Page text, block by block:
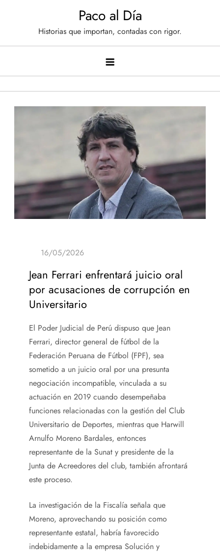
Paco al Día
Historias que importan, contadas con rigor.
Jean Ferrari enfrentará juicio oral
por acusaciones de corrupción en
Universitario
El Poder Judicial de Perú dispuso que Jean
Ferrari, director general de fútbol de la
Federación Peruana de Fútbol (FPF), sea
sometido a un juicio oral por una presunta
negociación incompatible, vinculada a su
actuación en 2019 cuando desempeñaba
funciones relacionadas con la gestión del Club
Universitario de Deportes, mientras que Harwill
Arnulfo Moreno Bardales, entonces
representante de la Sunat y presidente de la
Junta de Acreedores del club, también afrontará
este proceso.
La investigación de la Fiscalía señala que
Moreno, aprovechando su posición como
representante estatal, habría favorecido
indebidamente a la empresa Solución y